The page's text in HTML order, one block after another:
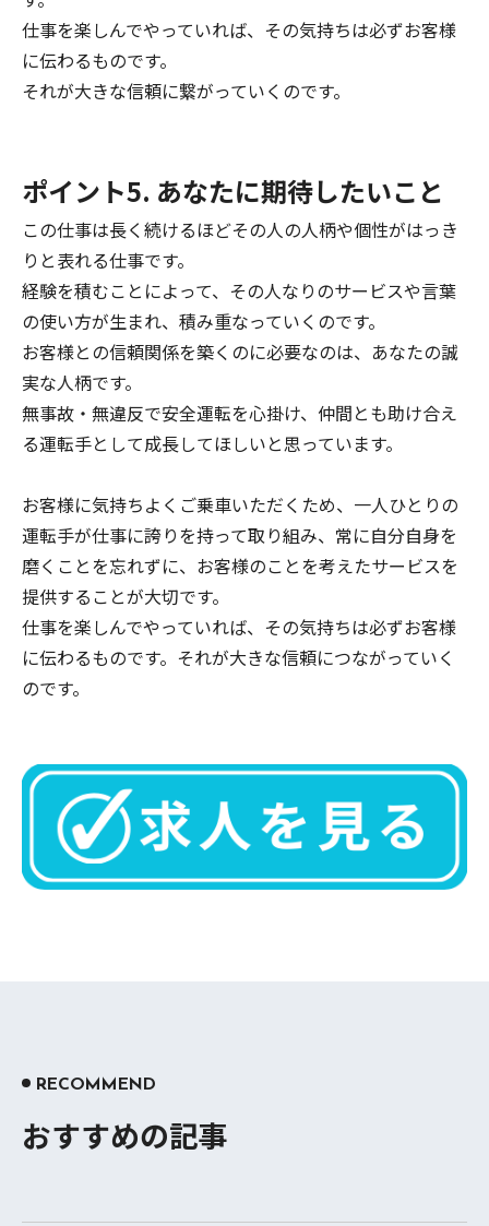
仕事を楽しんでやっていれば、その気持ちは必ずお客様
に伝わるものです。
それが大きな信頼に繋がっていくのです。
ポイント5. あなたに期待したいこと
この仕事は長く続けるほどその人の人柄や個性がはっき
りと表れる仕事です。
経験を積むことによって、その人なりのサービスや言葉
の使い方が生まれ、積み重なっていくのです。
お客様との信頼関係を築くのに必要なのは、あなたの誠
実な人柄です。
無事故・無違反で安全運転を心掛け、仲間とも助け合え
る運転手として成長してほしいと思っています。
お客様に気持ちよくご乗車いただくため、一人ひとりの
運転手が仕事に誇りを持って取り組み、常に自分自身を
磨くことを忘れずに、お客様のことを考えたサービスを
提供することが大切です。
仕事を楽しんでやっていれば、その気持ちは必ずお客様
に伝わるものです。それが大きな信頼につながっていく
のです。
RECOMMEND
おすすめの記事